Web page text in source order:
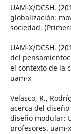
UAM-X/DCSH.
globalización:
sociedad.
UAM-X/DCSH.
del
el contexto de la
uam-x
Velasco, R.,
acerca del
diseño modular:
profesores. uam-